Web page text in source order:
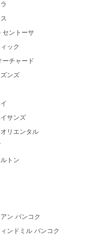
セントーサ
ック
ーチャード
ンズ
サンズ
リエンタル
トン
ン バンコク
ンドミル バンコク